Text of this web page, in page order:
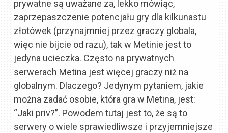
prywatne są uważane za, lekko mówiąc,
zaprzepaszczenie potencjału gry dla kilkunastu
złotówek (przynajmniej przez graczy globala,
więc nie bijcie od razu), tak w Metinie jest to
jedyna ucieczka. Często na prywatnych
serwerach Metina jest więcej graczy niż na
globalnym. Dlaczego? Jedynym pytaniem, jakie
można zadać osobie, która gra w Metina, jest:
“Jaki priv?”. Powodem tutaj jest to, że są to
serwery o wiele sprawiedliwsze i przyjemniejsze